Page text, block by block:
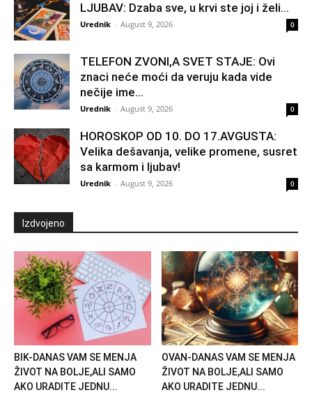
LJUBAV: Dzaba sve, u krvi ste joj i želi...
Urednik - August 9, 2026 0
TELEFON ZVONI,A SVET STAJE: Ovi
znaci neće moći da veruju kada vide
nečije ime...
Urednik - August 9, 2026 0
HOROSKOP OD 10. DO 17.AVGUSTA:
Velika dešavanja, velike promene, susret
sa karmom i ljubav!
Urednik - August 9, 2026 0
Izdvojeno
BIK-DANAS VAM SE MENJA
ŽIVOT NA BOLJE,ALI SAMO
AKO URADITE JEDNU...
OVAN-DANAS VAM SE MENJA
ŽIVOT NA BOLJE,ALI SAMO
AKO URADITE JEDNU...